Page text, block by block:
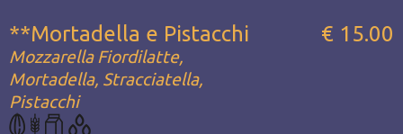
**Mortadella e Pistacchi
Mozzarella Fiordilatte,
Mortadella, Stracciatella,
Pistacchi
€ 15.00